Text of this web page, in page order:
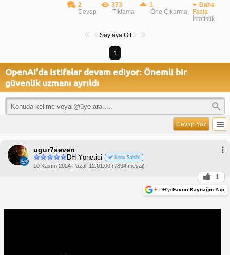
2
Cevap
373
Tıklama
1
Öne Çıkarma
Daha
Fazla
İstatistik
Sayfaya Git
1
OpenAI'da istifalar devam ediyor: Önemli bir
güvenlik uzmanı ayrıldı
Cevap Yaz
ugur7seven
DH Yönetici Konu Sahibi
10 Kasım 2024 Pazar 12:01:00 (7894 mesaj)
1
+ DH'yi Favori Kaynağın Yap